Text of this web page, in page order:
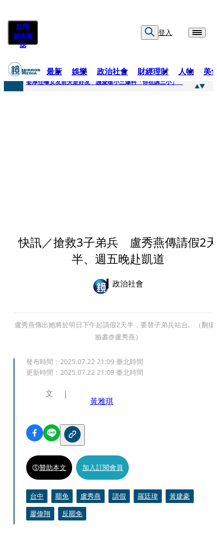
訂閱
紙本雜
誌
登入
最新 娛樂 政治社會 財經理財 人物 美
快訊
姜厚任曝女友前夫是好友 護愛嗆小三爆料「你在講三小」
快訊／搶救3子弟兵 盧秀燕傳請假2
半、週五晚赴凱道
政治社會
盧秀燕傳出她將於明日下午起請假2天半，要替子弟兵站台。（翻攝
臉書@盧秀燕）
發布時間： 2025.07.22 21:09 臺北時間
更新時間： 2025.07.22 21:09 臺北時間
文
黃雅琪
贊助本文 加入訂閱會員
台中 罷免 盧秀燕 請假 羅廷瑋
黃建豪
廖偉翔
反罷免